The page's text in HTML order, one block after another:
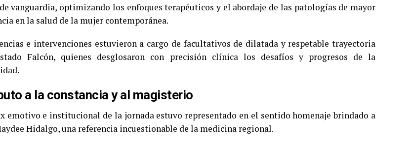
vanguardia, optimizando los enfoques terapéuticos y el abordaje de las patologías de mayor
en la salud de la mujer contemporánea.
e intervenciones estuvieron a cargo de facultativos de dilatada y respetable trayectoria
Falcón, quienes desglosaron con precisión clínica los desafíos y progresos de la
a la constancia y al magisterio
emotivo e institucional de la jornada estuvo representado en el sentido homenaje brindado a
Hidalgo, una referencia incuestionable de la medicina regional.